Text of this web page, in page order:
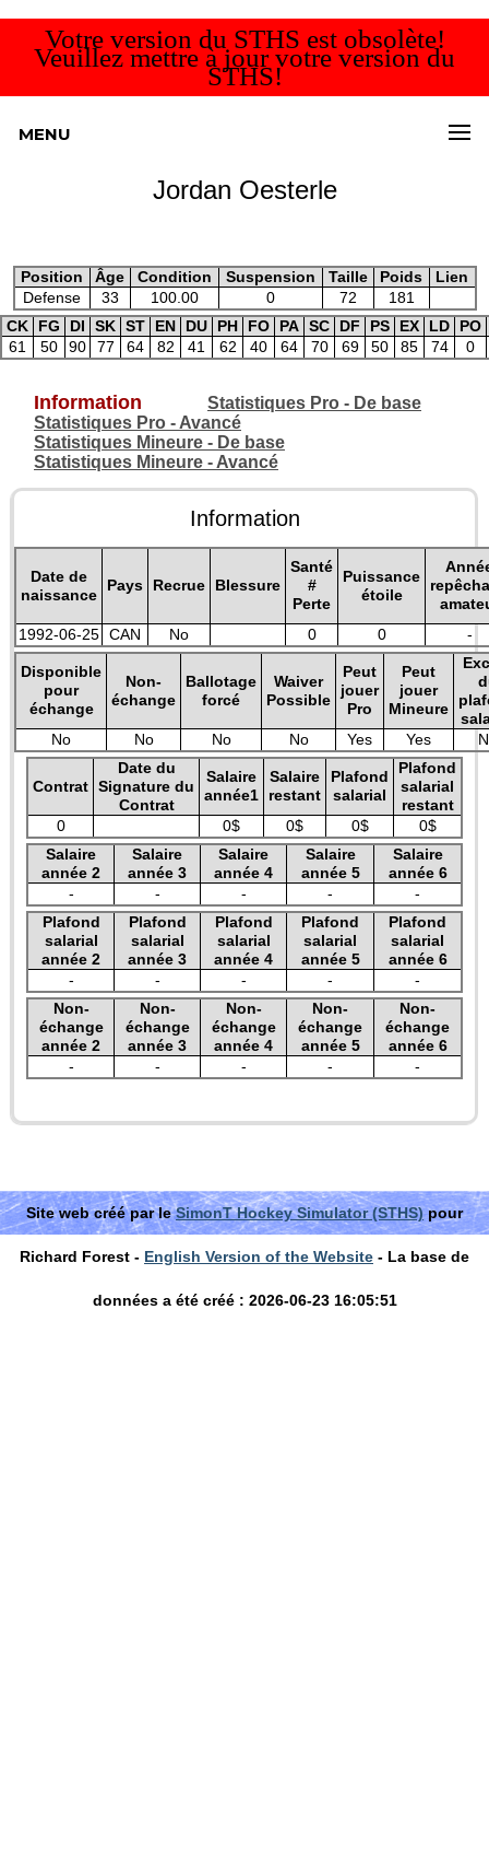
Votre version du STHS est obsolète!
Veuillez mettre à jour votre version du
STHS!
MENU
Jordan Oesterle
Position Âge Condition Suspension Taille Poids
Lien
Defense
33 100.00 0 72
181
CK
FG DI SK ST EN DU PH FO PA SC DF PS EX LD
PO
61
50 90 77 64 82 41 62 40 64 70 69 50 85 74 0
Information
Statistiques Pro - De base
Statistiques Pro - Avancé
Statistiques Mineure - De base
Statistiques Mineure - Avancé
Information
Date de
naissance
Pays Recrue Blessure
Santé
#
Perte
Puissance
étoile
1992-06-25 CAN No 0 0 -
Disponible
pour
échange
Non-
échange
Ballotage
forcé
Waiver
Possible
Peut
jouer
Pro
Peut
jouer
Mineure
No
No No No Yes Yes
Contrat
Date du
Signature du
Contrat
Salaire
année1
Salaire
restant
Plafond
salarial
Plafond
salarial
restant
0
0$ 0$ 0$
0$
Salaire
année 2
Salaire
année 3
Salaire
année 4
Salaire
année 5
Salaire
année 6
-
- - -
-
Plafond
salarial
année 2
Plafond
salarial
année 3
Plafond
salarial
année 4
Plafond
salarial
année 5
Plafond
salarial
année 6
-
- - -
-
Non-
échange
année 2
Non-
échange
année 3
Non-
échange
année 4
Non-
échange
année 5
Non-
échange
année 6
-
- - - -
Site web créé par leSimonT Hockey Simulator (STHS)pour
Richard Forest - English Version of the Website - La base de
données a été créé : 2026-06-23 16:05:51